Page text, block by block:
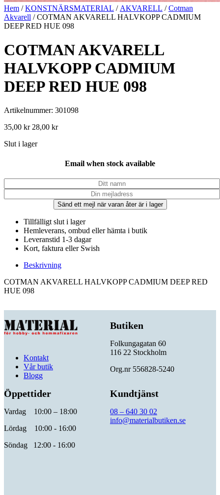
Hem /KONSTNÄRSMATERIAL / AKVARELL /Cotman
Akvarell / COTMAN AKVARELL HALVKOPP CADMIUM
DEEP RED HUE 098
COTMAN AKVARELL
HALVKOPP CADMIUM
DEEP RED HUE 098
Artikelnummer: 301098
35,00 kr 28,00 kr
Slut i lager
Email when stock available
Sänd ett mejl när varan åter är i lager
Tillfälligt slut i lager
Hemleverans, ombud eller hämta i butik
Leveranstid 1-3 dagar
Kort, faktura eller Swish
Beskrivning
COTMAN AKVARELL HALVKOPP CADMIUM DEEP RED
HUE 098
Kontakt
Vår butik
Blogg
Butiken
Folkungagatan 60
116 22 Stockholm
Org.nr 556828-5240
Öppettider
Vardag 10:00 – 18:00
Lördag 10:00 - 16:00
Söndag 12:00 - 16:00
Kundtjänst
08 – 640 30 02
info@materialbutiken.se